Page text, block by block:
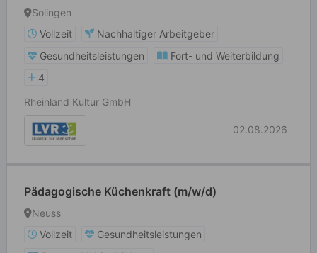
Gruppe für sexuell übergriffige Jungen im Alter
ab 12 Jahren
Solingen
Vollzeit
Nachhaltiger Arbeitgeber
Gesundheitsleistungen
Fort- und Weiterbildung
4
Rheinland Kultur GmbH
02.08.2026
Pädagogische Küchenkraft (m/w/d)
Neuss
Vollzeit
Gesundheitsleistungen